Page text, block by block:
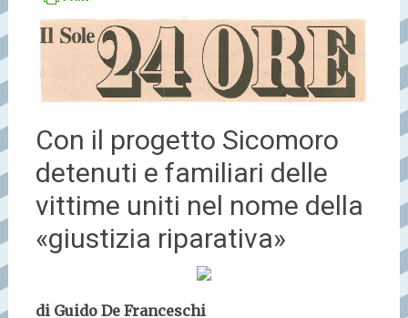
Con il progetto Sicomoro
detenuti e familiari delle
vittime uniti nel nome della
«giustizia riparativa»
di Guido De Franceschi